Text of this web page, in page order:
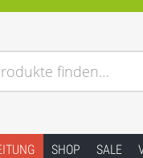
finden…
SHOP SALE